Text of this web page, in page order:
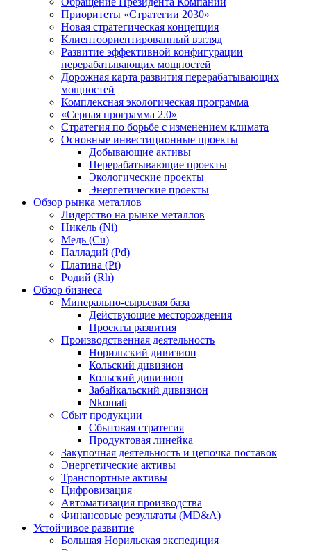
Приоритеты «Стратегии 2030»
Новая стратегическая концепция
Клиентоориентированный взгляд
Развитие эффективной конфигурации
перерабатывающих мощностей
Дорожная карта развития перерабатывающих
мощностей
Комплексная экологическая программа
«Серная программа 2.0»
Стратегия по борьбе с изменением климата
Основные инвестиционные проекты
Добывающие активы
Перерабатывающие проекты
Экологические проекты
Энергетические проекты
Обзор рынка металлов
Лидерство на рынке металлов
Никель (Ni)
Медь (Cu)
Палладий (Pd)
Платина (Pt)
Родий (Rh)
Обзор бизнеса
Минерально-сырьевая база
Действующие месторождения
Проекты развития
Производственная деятельность
Норильский дивизион
Кольский дивизион
Кольский дивизион
Забайкальский дивизион
Nkomati
Сбыт продукции
Сбытовая стратегия
Продуктовая линейка
Закупочная деятельность и цепочка поставок
Энергетические активы
Транспортные активы
Цифровизация
Автоматизация производства
Финансовые результаты (MD&A)
Устойчивое развитие
Большая Норильская экспедиция